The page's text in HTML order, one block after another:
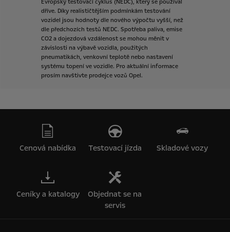
Evropský testovací cyklus (NEDC), který se používal
dříve. Díky realističtějším podmínkám testování
vozidel jsou hodnoty dle nového výpočtu vyšší, než
dle předchozích testů NEDC. Spotřeba paliva, emise
CO2 a dojezdová vzdálenost se mohou měnit v
závislosti na výbavě vozidla, použitých
pneumatikách, venkovní teplotě nebo nastavení
systému topení ve vozidle. Pro aktuální informace
prosím navštivte prodejce vozů Opel.
Cenová nabídka Testovací jízda Skladové vozy
Ceníky a katalogy
Objednat se na
servis